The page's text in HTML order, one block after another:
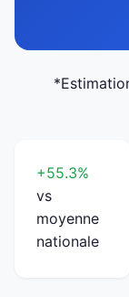
+55.3%
vs
moyenne
nationale